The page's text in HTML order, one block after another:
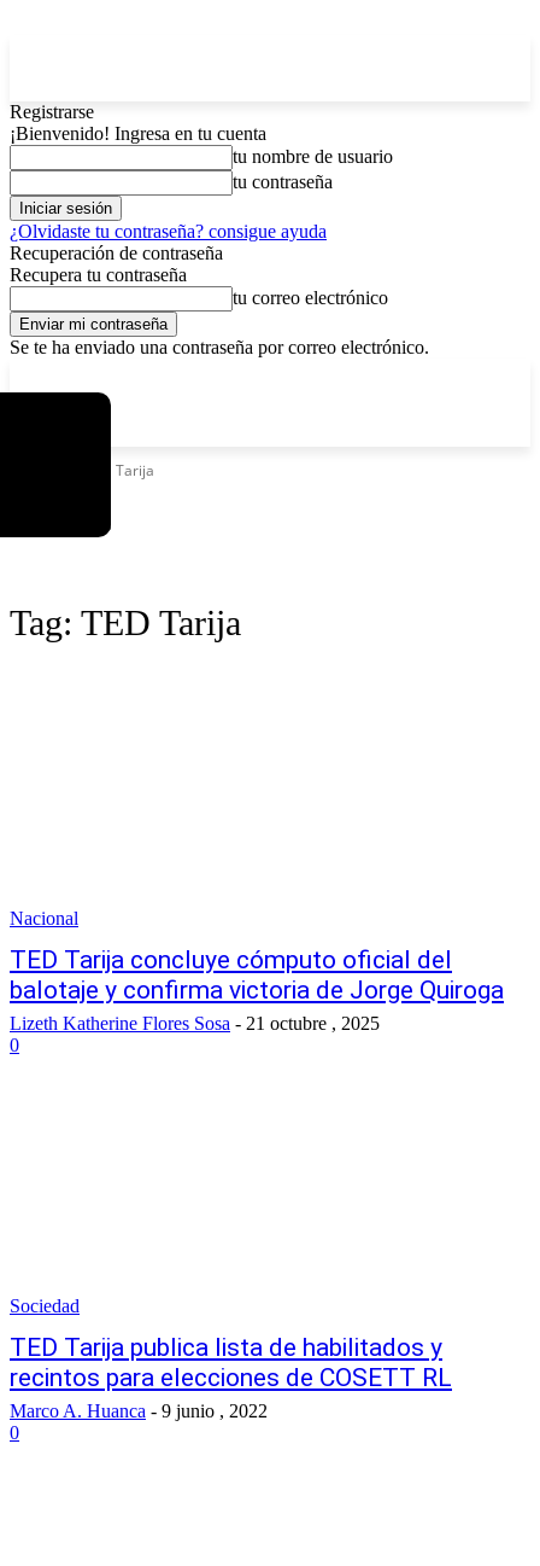
Registrarse
¡Bienvenido! Ingresa en tu cuenta
tu nombre de usuario
tu contraseña
¿Olvidaste tu contraseña? consigue ayuda
Recuperación de contraseña
Recupera tu contraseña
tu correo electrónico
Se te ha enviado una contraseña por correo electrónico.
TED Tarija
Tag: TED Tarija
Nacional
TED Tarija concluye cómputo oficial del
balotaje y confirma victoria de Jorge Quiroga
Lizeth Katherine Flores Sosa - 21 octubre , 2025
0
Sociedad
TED Tarija publica lista de habilitados y
recintos para elecciones de COSETT RL
Marco A. Huanca - 9 junio , 2022
0